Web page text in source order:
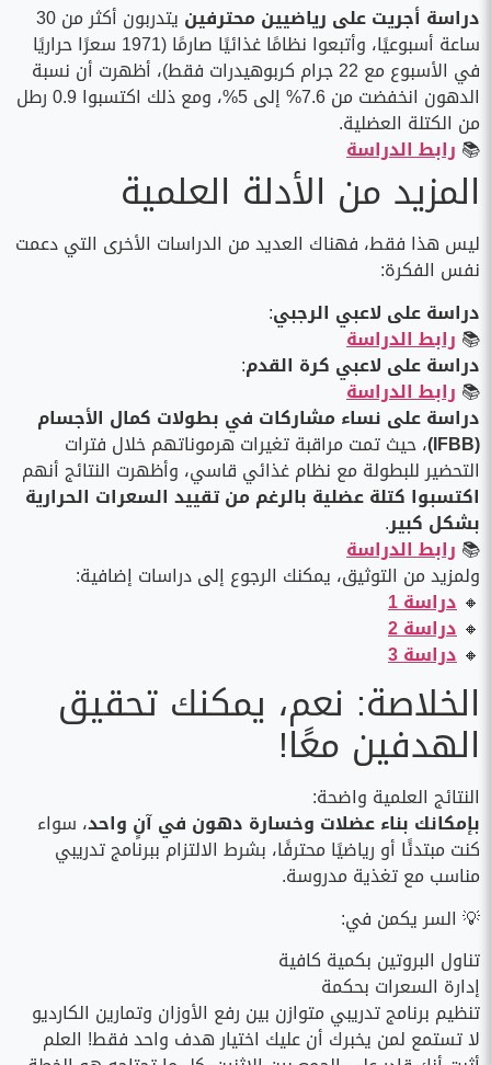
دراسة أجريت على رياضيين محترفين
يتدربون أكثر من 30
ساعة أسبوعيًا، وأتبعوا نظامًا غذائيًا صارمًا (1971 سعرًا حراريًا
في الأسبوع مع 22 جرام كربوهيدرات فقط)، أظهرت أن نسبة
الدهون انخفضت من 7.6% إلى 5%، ومع ذلك اكتسبوا 0.9 رطل
من الكتلة العضلية.
📚 رابط الدراسة
المزيد من الأدلة العلمية
ليس هذا فقط، فهناك العديد من الدراسات الأخرى التي دعمت
نفس الفكرة:
دراسة على لاعبي الرجبي:
📚 رابط الدراسة
دراسة على لاعبي كرة القدم:
📚 رابط الدراسة
دراسة على نساء مشاركات في بطولات كمال الأجسام
(IFBB) ، حيث تمت مراقبة تغيرات هرموناتهم خلال فترات
التحضير للبطولة مع نظام غذائي قاسي، وأظهرت النتائج أنهم
اكتسبوا كتلة عضلية بالرغم من تقييد السعرات الحرارية
بشكل كبير.
📚 رابط الدراسة
ولمزيد من التوثيق، يمكنك الرجوع إلى دراسات إضافية:
🔸 دراسة 1
🔸 دراسة 2
🔸 دراسة 3
الخلاصة: نعم، يمكنك تحقيق
الهدفين معًا!
النتائج العلمية واضحة:
بإمكانك بناء عضلات وخسارة دهون في آنٍ واحد، سواء
كنت مبتدئًا أو رياضيًا محترفًا، بشرط الالتزام ببرنامج تدريبي
مناسب مع تغذية مدروسة.
💡 السر يكمن في:
تناول البروتين بكمية كافية
إدارة السعرات بحكمة
تنظيم برنامج تدريبي متوازن بين رفع الأوزان وتمارين الكارديو
لا تستمع لمن يخبرك أن عليك اختيار هدف واحد فقط! العلم